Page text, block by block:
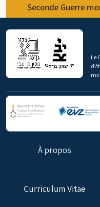
Seconde Guerre
Le
À propos
Curriculum Vitae